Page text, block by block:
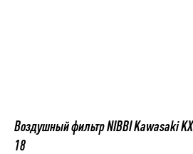
Воздушный фильтр NIBBI Kawasaki
18